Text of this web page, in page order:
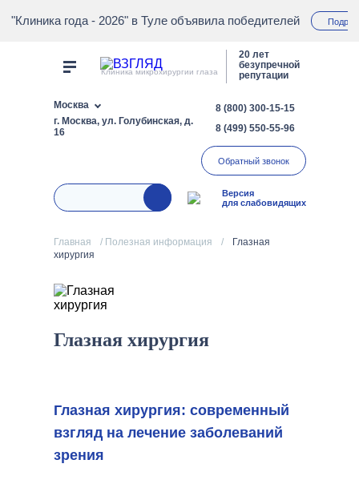
"Клиника года - 2026" в Туле объявила победителей
Клиника микрохирургии глаза
20 лет
безупречной
репутации
Москва
г. Москва, ул. Голубинская, д.
16
8 (800) 300-15-15
8 (499) 550-55-96
Обратный звонок
Версия
для слабовидящих
Главная / Полезная информация /
Глазная
хирургия
Глазная хирургия
Глазная хирургия: современный
взгляд на лечение заболеваний
зрения